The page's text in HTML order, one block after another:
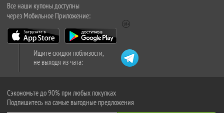
Все наши купоны доступны
через Мобильное Приложение:
Ищите скидки поблизости,
не выходя из чата:
Сэкономьте до 90% при любых покупках
Подпишитесь на самые выгодные предложения